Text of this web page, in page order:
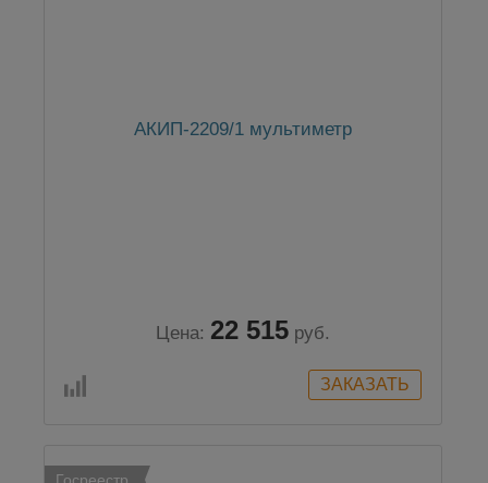
АКИП-2209/1 мультиметр
Цена: 22 515 руб.